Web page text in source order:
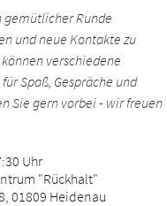
gemütlicher Runde
und neue Kontakte zu
verschiedene
Spaß, Gespräche und
Sie gern vorbei - wir freuen
Uhr
"Rückhalt"
01809 Heidenau